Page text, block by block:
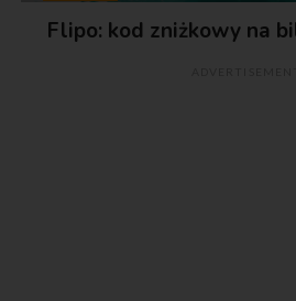
Flipo: kod zniżkowy na